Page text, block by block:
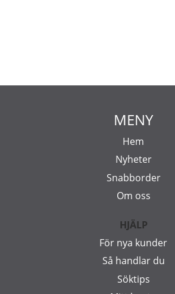
MENY
Hem
Nyheter
Snabborder
Om oss
HJÄLP
För nya kunder
Så handlar du
Söktips